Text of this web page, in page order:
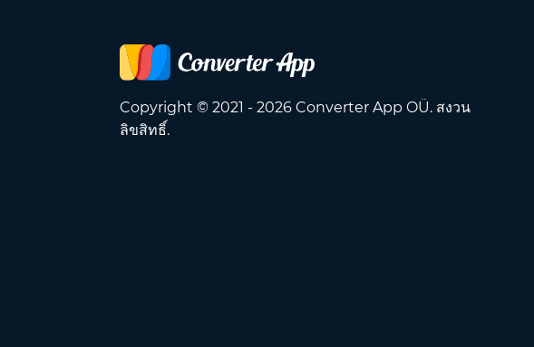
Copyright © 2021 - 2026 Converter App OÜ. สงวน
ลิขสิทธิ์.